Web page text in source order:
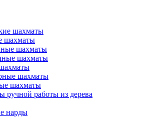
шахматы
шахматы
шахматы
шахматы
шахматы
шахматы
ручной работы из дерева
нарды